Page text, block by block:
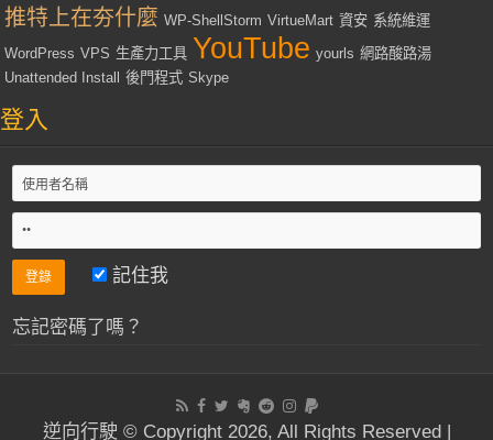
推特上在夯什麼 WP-ShellStorm VirtueMart 資安 系統維運
WordPress VPS 生產力工具 YouTube yourls 網路酸路湯
Unattended Install
後門程式 Skype
登入
記住我
忘記密碼了嗎？
逆向行駛 © Copyright 2026, All Rights Reserved |